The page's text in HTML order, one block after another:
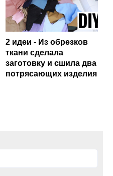
2 идеи - Из обрезков
ткани сделала
заготовку и сшила два
потрясающих изделия